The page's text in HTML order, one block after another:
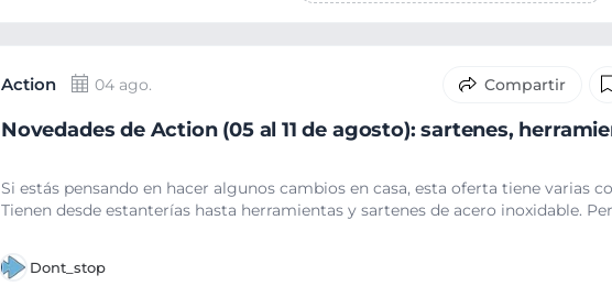
Action 04 ago.
Novedades de Action (05 al 11 de agosto): sartenes,
Si estás pensando en hacer algunos cambios en casa, esta oferta tiene varias
Tienen desde estanterías hasta herramientas y sartenes de acero inoxidable.
Dont_stop